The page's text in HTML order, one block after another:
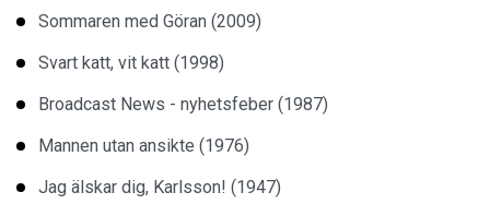
Sommaren med Göran (2009)
Svart katt, vit katt (1998)
Broadcast News - nyhetsfeber (1987)
Mannen utan ansikte (1976)
Jag älskar dig, Karlsson! (1947)